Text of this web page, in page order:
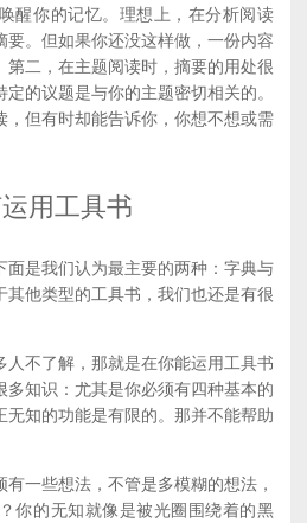
醒你的记忆。理想上，在分析阅读
要。但如果你还没这样做，一份内容
第二，在主题阅读时，摘要的用处很
的议题是与你的主题密切相关的。
，但有时却能告诉你，你想不想或需
用工具书
面是我们认为最主要的两种：字典与
其他类型的工具书，我们也还是有很
人不了解，那就是在你能运用工具书
多知识：尤其是你必须有四种基本的
无知的功能是有限的。那并不能帮助
一些想法，不管是多模糊的想法，
你的无知就像是被光圈围绕着的黑